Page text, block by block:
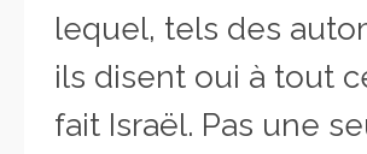
lequel, tels des
ils disent oui à tout
fait Israël. Pas une